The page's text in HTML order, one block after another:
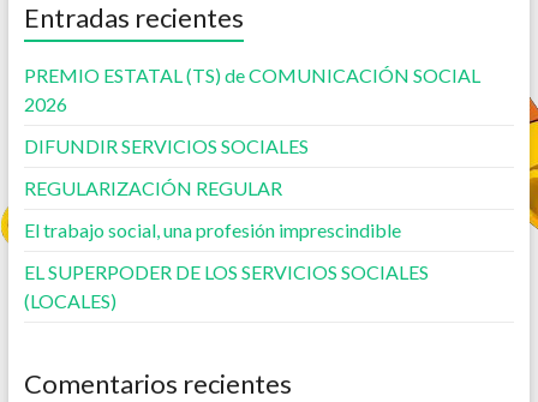
Entradas recientes
PREMIO ESTATAL (TS) de COMUNICACIÓN SOCIAL
2026
DIFUNDIR SERVICIOS SOCIALES
REGULARIZACIÓN REGULAR
El trabajo social, una profesión imprescindible
EL SUPERPODER DE LOS SERVICIOS SOCIALES
(LOCALES)
Comentarios recientes